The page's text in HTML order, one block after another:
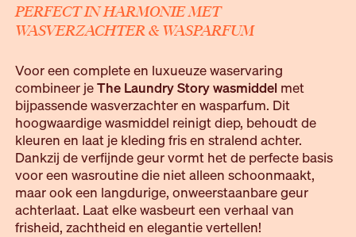
PERFECT IN HARMONIE MET
WASVERZACHTER & WASPARFUM
Voor een complete en luxueuze waservaring
combineer jeThe Laundry Story wasmiddel met
bijpassende wasverzachter en wasparfum. Dit
hoogwaardige wasmiddel reinigt diep, behoudt de
kleuren en laat je kleding fris en stralend achter.
Dankzij de verfijnde geur vormt het de perfecte basis
voor een wasroutine die niet alleen schoonmaakt,
maar ook een langdurige, onweerstaanbare geur
achterlaat. Laat elke wasbeurt een verhaal van
frisheid, zachtheid en elegantie vertellen!